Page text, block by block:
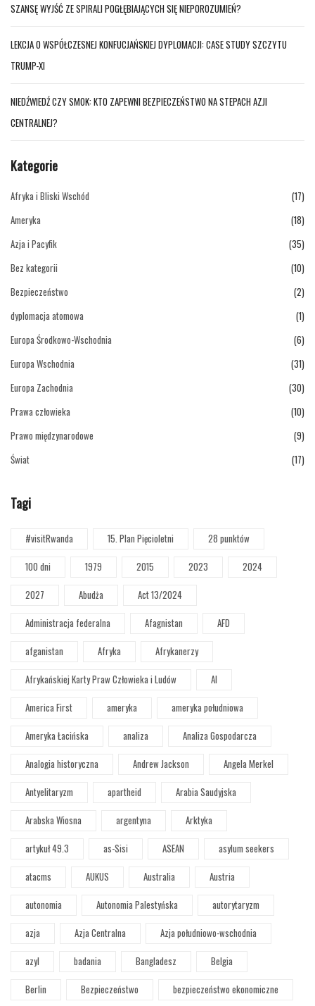
SZANSĘ WYJŚĆ ZE SPIRALI POGŁĘBIAJĄCYCH SIĘ NIEPOROZUMIEŃ?
LEKCJA O WSPÓŁCZESNEJ KONFUCJAŃSKIEJ DYPLOMACJI: CASE STUDY SZCZYTU
TRUMP-XI
NIEDŹWIEDŹ CZY SMOK: KTO ZAPEWNI BEZPIECZEŃSTWO NA STEPACH AZJI
CENTRALNEJ?
Kategorie
Afryka i Bliski Wschód
(17)
Ameryka
(18)
Azja i Pacyfik
(35)
Bez kategorii
(10)
Bezpieczeństwo
(2)
dyplomacja atomowa
(1)
Europa Środkowo-Wschodnia
(6)
Europa Wschodnia
(31)
Europa Zachodnia
(30)
Prawa człowieka
(10)
Prawo międzynarodowe
(9)
Świat
(17)
Tagi
#visitRwanda 15. Plan Pięcioletni
28 punktów
100 dni
1979 2015 2023
2024
2027
Abudża
Act 13/2024
Administracja federalna
Afagnistan
AFD
afganistan
Afryka
Afrykanerzy
Afrykańskiej Karty Praw Człowieka i Ludów
AI
America First
ameryka
ameryka południowa
Ameryka Łacińska
analiza
Analiza Gospodarcza
Analogia historyczna
Andrew Jackson
Angela Merkel
Antyelitaryzm
apartheid
Arabia Saudyjska
Arabska Wiosna
argentyna
Arktyka
artykuł 49.3
as-Sisi ASEAN
asylum seekers
atacms
AUKUS Australia
Austria
autonomia
Autonomia Palestyńska
autorytaryzm
azja
Azja Centralna
Azja południowo-wschodnia
azyl
badania Bangladesz
Belgia
Berlin
Bezpieczeństwo bezpieczeństwo ekonomiczne